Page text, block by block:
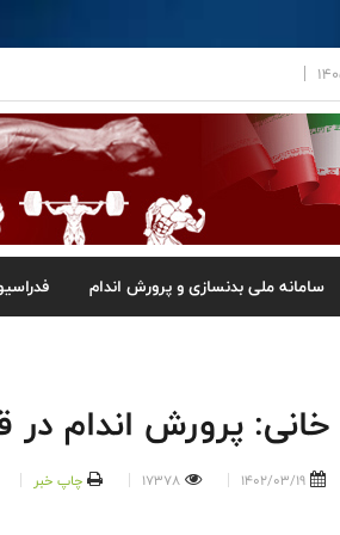
سامانه ملی بدنسازی و پرورش اندام
خانی: پرورش اندام
1402/03/19
17378 چاپ خبر